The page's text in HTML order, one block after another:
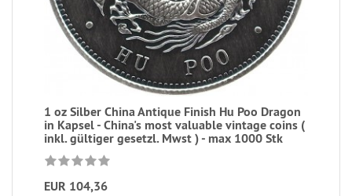
1 oz Silber China Antique Finish Hu Poo Dragon
in Kapsel - China's most valuable vintage coins (
inkl. gültiger gesetzl. Mwst ) - max 1000 Stk
EUR 104,36